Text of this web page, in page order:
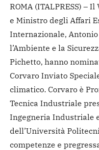
ROMA (ITALPRESS) –
e Ministro degli Affari
Internazionale,
l’Ambiente e la
Pichetto, hanno
Corvaro Inviato
climatico. Corvaro è
Tecnica Industriale
Ingegneria Industriale
dell’Università
competenze e